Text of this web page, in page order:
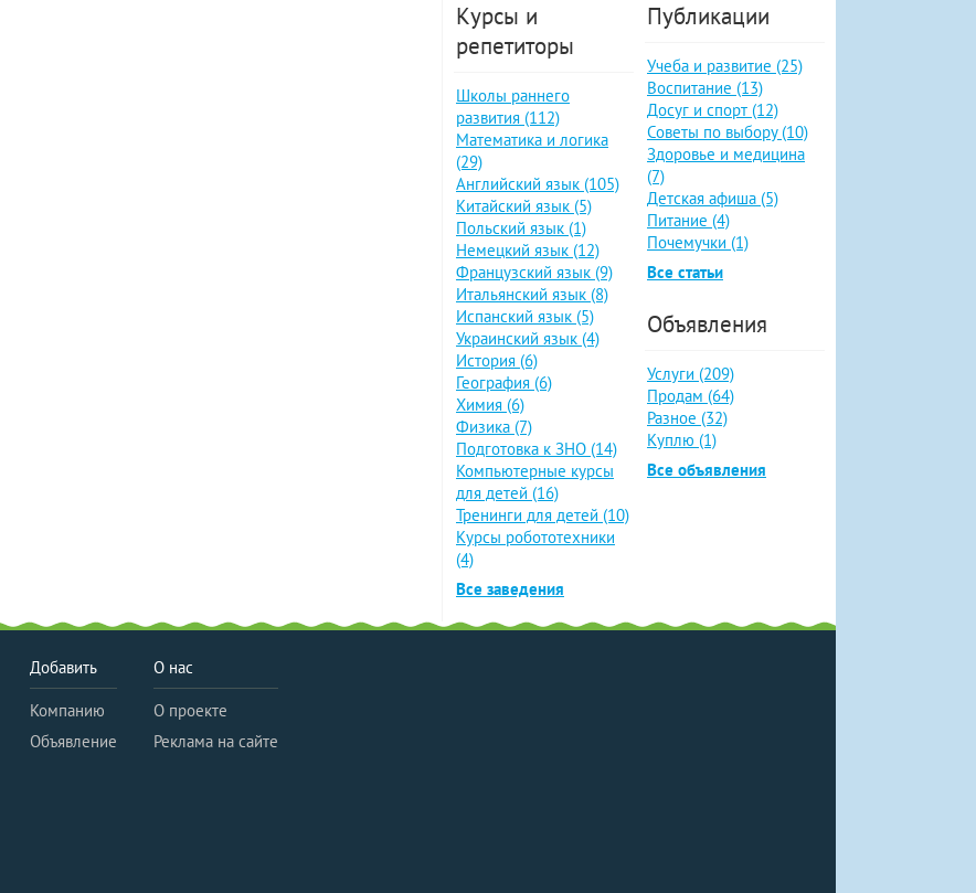
Курсы и
репетиторы
Школы раннего
развития (112)
Математика и логика
(29)
Английский язык (105)
Китайский язык (5)
Польский язык (1)
Немецкий язык (12)
Французский язык (9)
Итальянский язык (8)
Испанский язык (5)
Украинский язык (4)
История (6)
География (6)
Химия (6)
Физика (7)
Подготовка к ЗНО (14)
Компьютерные курсы
для детей (16)
Тренинги для детей (10)
Курсы робототехники
(4)
Все заведения
Публикации
Учеба и развитие (25)
Воспитание (13)
Досуг и спорт (12)
Советы по выбору (10)
Здоровье и медицина
(7)
Детская афиша (5)
Питание (4)
Почемучки (1)
Все статьи
Объявления
Услуги (209)
Продам (64)
Разное (32)
Куплю (1)
Все объявления
Добавить
Компанию
Объявление
О нас
О проекте
Реклама на сайте